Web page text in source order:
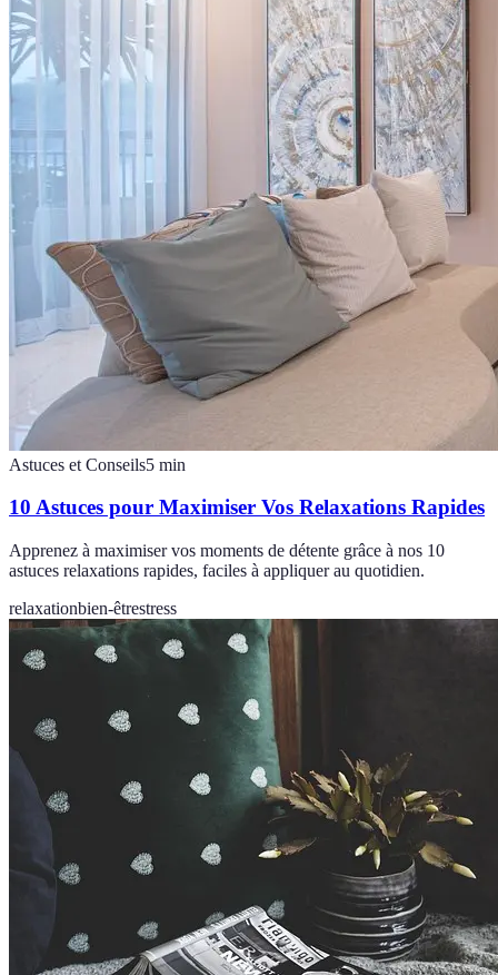
Astuces et Conseils5 min
10 Astuces pour Maximiser Vos Relaxations Rapides
Apprenez à maximiser vos moments de détente grâce à nos 10
astuces relaxations rapides, faciles à appliquer au quotidien.
relaxationbien-êtrestress